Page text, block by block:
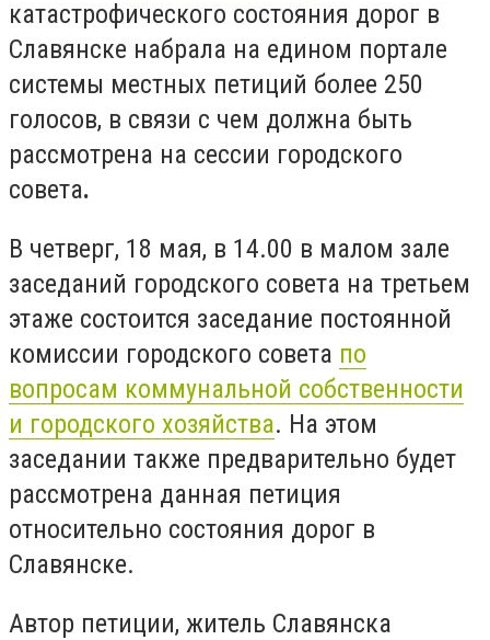
катастрофического состояния дорог в
Славянске набрала на едином портале
системы местных петиций более 250
голосов, в связи с чем должна быть
рассмотрена на сессии городского
совета.
В четверг, 18 мая, в 14.00 в малом зале
заседаний городского совета на третьем
этаже состоится заседание постоянной
комиссии городского совета по
вопросам коммунальной собственности
и городского хозяйства. На этом
заседании также предварительно будет
рассмотрена данная петиция
относительно состояния дорог в
Славянске.
Автор петиции, житель Славянска